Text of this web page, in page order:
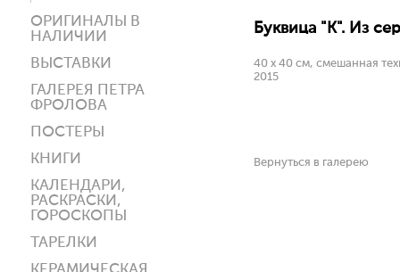
ОРИГИНАЛЫ В
НАЛИЧИИ
ВЫСТАВКИ
ГАЛЕРЕЯ ПЕТРА
ФРОЛОВА
ПОСТЕРЫ
КНИГИ
КАЛЕНДАРИ,
РАСКРАСКИ,
ГОРОСКОПЫ
ТАРЕЛКИ
Буквица "К". Из
40 х 40 см, смешанная
2015
Вернуться в галерею